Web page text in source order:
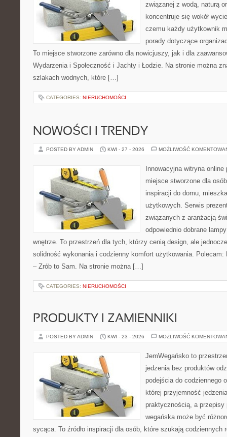
związanej z wodą, naturą
koncentruje się wokół
czemu każdy użytkownik
porady dotyczące
To miejsce stworzone zarówno dla nowicjuszy, jak i dla
Wydarzenia i Społeczność i Jachty i Łodzie. Na stronie można
szlakach wodnych, które […]
CATEGORIES: NIERUCHOMOŚCI
NOWOŚCI I TRENDY
POSTED BY ADMIN KWI - 27 - 2026 MOŻLIWOŚĆ
Innowacyjna witryna
miejsce stworzone dla
inspiracji do domu,
użytkowych. Serwis
związanych z aranżacją
odpowiednio dobrane
wnętrze. To przestrzeń dla tych, którzy cenią design, ale
solidność wykonania i codzienny komfort użytkowania. Polecam:
– Zrób to Sam. Na stronie można […]
CATEGORIES: NIERUCHOMOŚCI
PRODUKTY I ZAMIENNIKI
POSTED BY ADMIN KWI - 23 - 2026 MOŻLIWOŚĆ
JemWegańsko to
jedzenia bez produktów
podejścia do codziennego
której przyjemność
praktycznością, a przepisy
wegańska może być
sycąca. To źródło inspiracji dla osób, które szukają codziennych